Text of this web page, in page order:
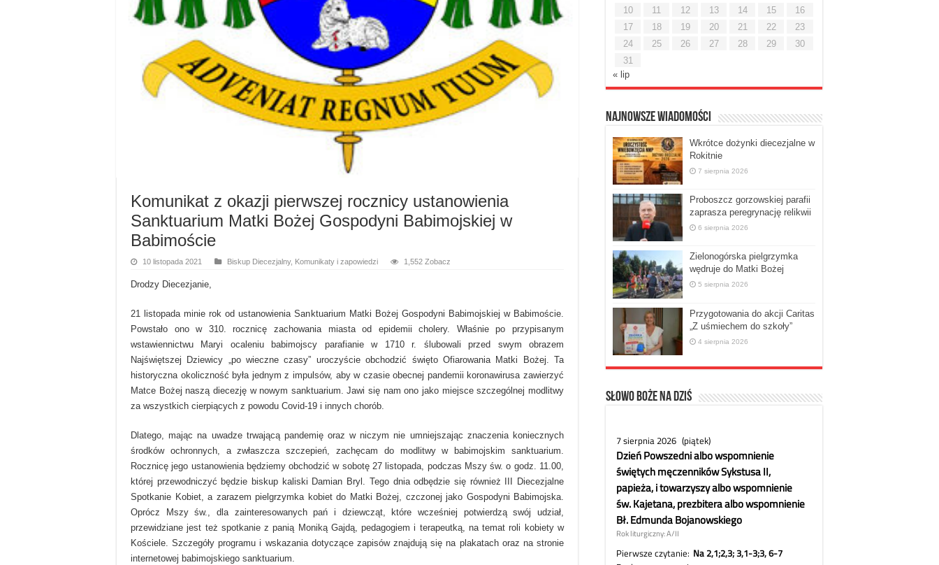
Komunikat z okazji pierwszej rocznicy ustanowienia
Sanktuarium Matki Bożej Gospodyni Babimojskiej w
Babimoście
10 listopada 2021 Biskup Diecezjalny, Komunikaty i zapowiedzi 1,552 Zobacz
Drodzy Diecezjanie,
21 listopada minie rok od ustanowienia Sanktuarium Matki Bożej Gospodyni Babimojskiej w Babimoście.
Powstało ono w 310. rocznicę zachowania miasta od epidemii cholery. Właśnie po przypisanym
wstawiennictwu Maryi ocaleniu babimojscy parafianie w 1710 r. ślubowali przed swym obrazem
Najświętszej Dziewicy „po wieczne czasy” uroczyście obchodzić święto Ofiarowania Matki Bożej. Ta
historyczna okoliczność była jednym z impulsów, aby w czasie obecnej pandemii koronawirusa zawierzyć
Matce Bożej naszą diecezję w nowym sanktuarium. Jawi się nam ono jako miejsce szczególnej modlitwy
za wszystkich cierpiących z powodu Covid-19 i innych chorób.
Dlatego, mając na uwadze trwającą pandemię oraz w niczym nie umniejszając znaczenia koniecznych
środków ochronnych, a zwłaszcza szczepień, zachęcam do modlitwy w babimojskim sanktuarium.
Rocznicę jego ustanowienia będziemy obchodzić w sobotę 27 listopada, podczas Mszy św. o godz. 11.00,
której przewodniczyć będzie biskup kaliski Damian Bryl. Tego dnia odbędzie się również III Diecezjalne
Spotkanie Kobiet, a zarazem pielgrzymka kobiet do Matki Bożej, czczonej jako Gospodyni Babimojska.
Oprócz Mszy św., dla zainteresowanych pań i dziewcząt, które wcześniej potwierdzą swój udział,
przewidziane jest też spotkanie z panią Moniką Gajdą, pedagogiem i terapeutką, na temat roli kobiety w
Kościele. Szczegóły programu i wskazania dotyczące zapisów znajdują się na plakatach oraz na stronie
internetowej babimojskiego sanktuarium.
10
11 12 13 14 15
16
17
18 19 20 21 22
23
24
25 26 27 28 29
30
31
« lip
Najnowsze Wiadomości
Wkrótce dożynki diecezjalne w
Rokitnie
7 sierpnia 2026
Proboszcz gorzowskiej parafii
zaprasza peregrynację relikwii
6 sierpnia 2026
Zielonogórska pielgrzymka
wędruje do Matki Bożej
5 sierpnia 2026
Przygotowania do akcji Caritas
„Z uśmiechem do szkoły”
4 sierpnia 2026
Słowo Boże na dziś